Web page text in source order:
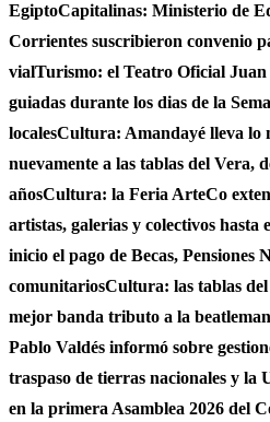
EgiptoCapitalinas: Ministerio de
Corrientes suscribieron convenio
vialTurismo: el Teatro Oficial
guiadas durante los dias de la
localesCultura: Amandayé lleva lo
nuevamente a las tablas del Vera,
añosCultura: la Feria ArteCo
artistas, galerias y colectivos hasta
inicio el pago de Becas,
comunitariosCultura: las tablas
mejor banda tributo a la
Pablo Valdés informó sobre
traspaso de tierras nacionales y la
en la primera Asamblea 2026 del